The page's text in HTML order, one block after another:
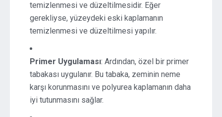
temizlenmesi ve düzeltilmesidir. Eğer
gerekliyse, yüzeydeki eski kaplamanın
temizlenmesi ve düzeltilmesi yapılır.
Primer Uygulaması: Ardından, özel bir primer
tabakası uygulanır. Bu tabaka, zeminin neme
karşı korunmasını ve polyurea kaplamanın daha
iyi tutunmasını sağlar.